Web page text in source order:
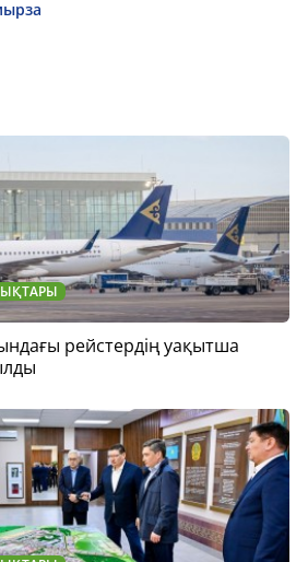
рейстердің уақытша